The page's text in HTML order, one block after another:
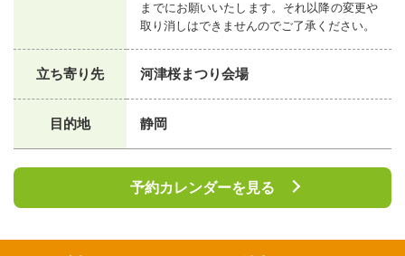
までにお願いいたします。それ以降の変更や
取り消しはできませんのでご了承ください。
立ち寄り先 河津桜まつり会場
目的地 静岡
予約カレンダーを見る